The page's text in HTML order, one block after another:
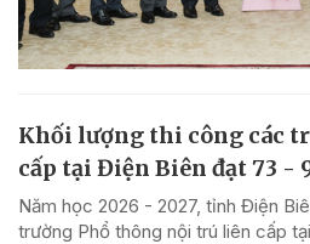
Khối lượng thi công các
cấp tại Điện Biên đạt 73 -
Năm học 2026 - 2027, tỉnh Điện
trường Phổ thông nội trú liên cấp